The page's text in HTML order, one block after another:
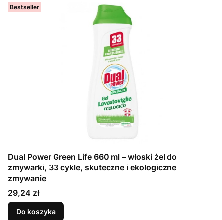
Bestseller
Dual Power Green Life 660 ml – włoski żel do
zmywarki, 33 cykle, skuteczne i ekologiczne
zmywanie
Cena
29,24 zł
Do koszyka